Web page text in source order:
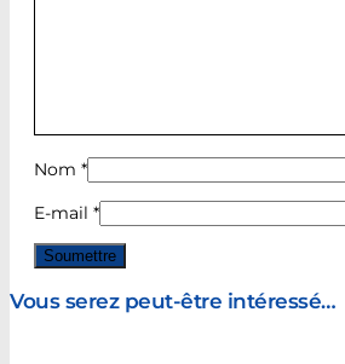
Nom *
E-mail *
Vous serez peut-être intéressé…